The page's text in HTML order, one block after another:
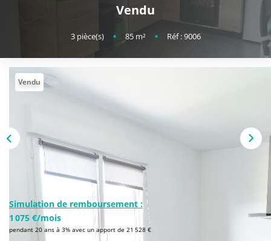
BAILLEUR
NOS AGENCES
Nous Rejoindre
CONTACT
Vendu
3pièce(s) • 85m² • Réf : 9006
Vendu
Simulation de remboursement :
1 075 €/mois
pendant 20 ans à 3% avec un apport de 21 528 €